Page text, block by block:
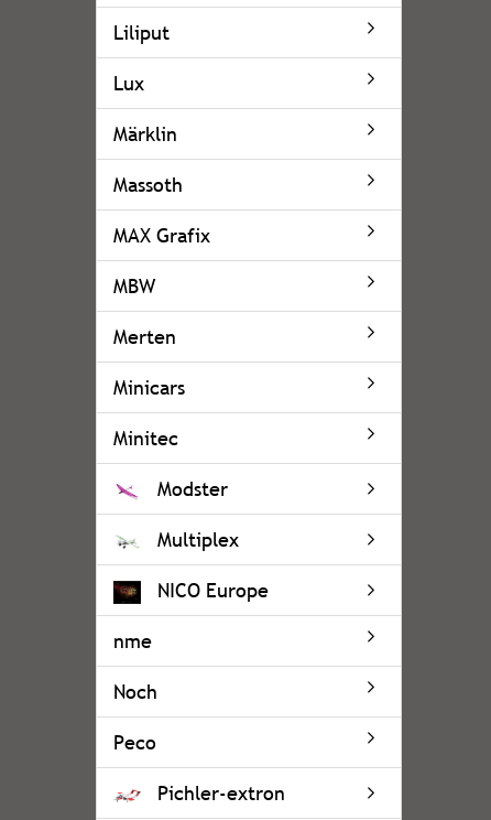
Liliput
Lux
Märklin
Massoth
MAX Grafix
MBW
Merten
Minicars
Minitec
Modster
Multiplex
NICO Europe
nme
Noch
Peco
Pichler-extron